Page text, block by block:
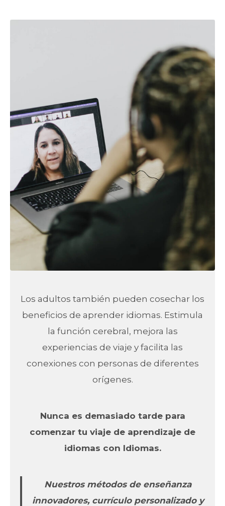
Los adultos también pueden cosechar los
beneficios de aprender idiomas. Estimula
la función cerebral, mejora las
experiencias de viaje y facilita las
conexiones con personas de diferentes
orígenes.
Nunca es demasiado tarde para
comenzar tu viaje de aprendizaje de
idiomas con Idiomas.
Nuestros métodos de enseñanza
innovadores, currículo personalizado y